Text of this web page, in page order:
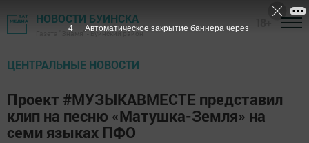
НОВОСТИ БУИНСКА
Газета "Знамя" - Буинский район
ЦЕНТРАЛЬНЫЕ НОВОСТИ
Проект #МУЗЫКАВМЕСТЕ представил
клип на песню «Матушка-Земля» на
семи языках ПФО
3 Автоматическое закрытие баннера через